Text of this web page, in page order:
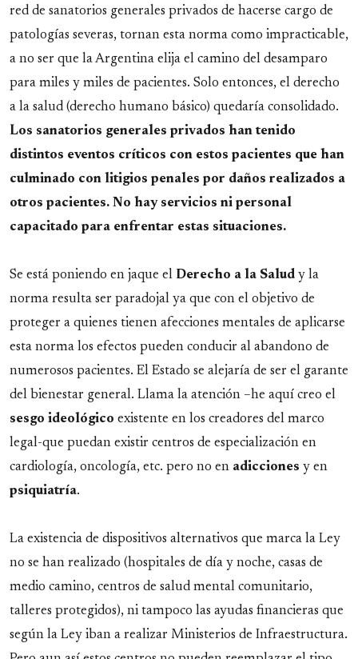
red de sanatorios generales privados de hacerse cargo de
patologías severas, tornan esta norma como impracticable,
a no ser que la Argentina elija el camino del desamparo
para miles y miles de pacientes. Solo entonces, el derecho
a la salud (derecho humano básico) quedaría consolidado.
Los sanatorios generales privados han tenido
distintos eventos críticos con estos pacientes que han
culminado con litigios penales por daños realizados a
otros pacientes. No hay servicios ni personal
capacitado para enfrentar estas situaciones.
Se está poniendo en jaque el Derecho a la Salud y la
norma resulta ser paradojal ya que con el objetivo de
proteger a quienes tienen afecciones mentales de aplicarse
esta norma los efectos pueden conducir al abandono de
numerosos pacientes. El Estado se alejaría de ser el garante
del bienestar general. Llama la atención –he aquí creo el
sesgo ideológico existente en los creadores del marco
legal-que puedan existir centros de especialización en
cardiología, oncología, etc. pero no en adicciones y en
psiquiatría.
La existencia de dispositivos alternativos que marca la Ley
no se han realizado (hospitales de día y noche, casas de
medio camino, centros de salud mental comunitario,
talleres protegidos), ni tampoco las ayudas financieras que
según la Ley iban a realizar Ministerios de Infraestructura.